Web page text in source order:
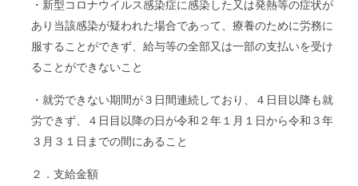
・新型コロナウイルス感染症に感染した又は発熱等の症状が
あり当該感染が疑われた場合であって、療養のために労務に
服することができず、給与等の全部又は一部の支払いを受け
ることができないこと
・就労できない期間が３日間連続しており、４日目以降も就
労できず、４日目以降の日が令和２年１月１日から令和３年
３月３１日までの間にあること
２．支給金額